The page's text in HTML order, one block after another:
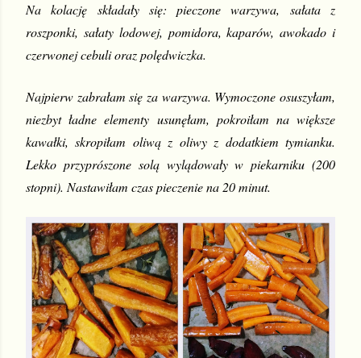
Na kolację składały się: pieczone warzywa, sałata z
roszponki, sałaty lodowej, pomidora, kaparów, awokado i
czerwonej cebuli oraz polędwiczka.
Najpierw zabrałam się za warzywa. Wymoczone osuszyłam,
niezbyt ładne elementy usunęłam, pokroiłam na większe
kawałki, skropiłam oliwą z oliwy z dodatkiem tymianku.
Lekko przyprószone solą wylądowały w piekarniku (200
stopni). Nastawiłam czas pieczenie na 20 minut.